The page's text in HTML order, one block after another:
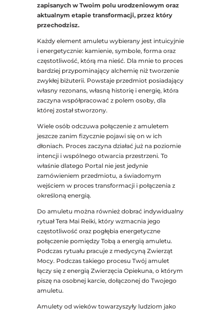
zapisanych w Twoim polu urodzeniowym oraz
aktualnym etapie transformacji, przez który
przechodzisz.
Każdy element amuletu wybierany jest intuicyjnie
i energetycznie: kamienie, symbole, forma oraz
częstotliwość, którą ma nieść. Dla mnie to proces
bardziej przypominający alchemię niż tworzenie
zwykłej biżuterii. Powstaje przedmiot posiadający
własny rezonans, własną historię i energię, która
zaczyna współpracować z polem osoby, dla
której został stworzony.
Wiele osób odczuwa połączenie z amuletem
jeszcze zanim fizycznie pojawi się on w ich
dłoniach. Proces zaczyna działać już na poziomie
intencji i wspólnego otwarcia przestrzeni. To
właśnie dlatego Portal nie jest jedynie
zamówieniem przedmiotu, a świadomym
wejściem w proces transformacji i połączenia z
określoną energią.
Do amuletu można również dobrać indywidualny
rytuał Tera Mai Reiki, który wzmacnia jego
częstotliwość oraz pogłębia energetyczne
połączenie pomiędzy Tobą a energią amuletu.
Podczas rytuału pracuje z medycyną Zwierząt
Mocy. Podczas takiego procesu Twój amulet
łączy się z energią Zwierzęcia Opiekuna, o którym
piszę na osobnej karcie, dołączonej do Twojego
amuletu.
Amulety od wieków towarzyszyły ludziom jako